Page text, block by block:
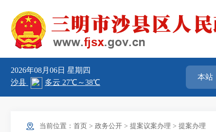
2026年08月06日 星期四
当前位置： 首页 > 政务公开 > 提案议案办理 > 提案办理